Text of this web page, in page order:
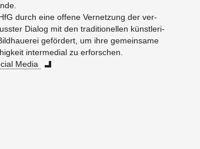
durch eine of­fe­ne Ver­net­zung der ver­
Dia­log mit den tra­di­tio­nel­len künst­le­ri­
ge­för­dert, um ihre ge­mein­sa­me
in­ter­me­di­al zu er­for­schen.
Media